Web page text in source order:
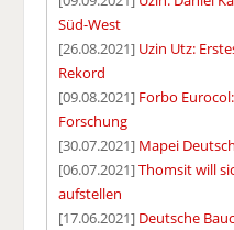
Süd-West
[26.08.2021] Uzin Utz:
Rekord
[09.08.2021] Forbo
Forschung
[30.07.2021] Mapei
[06.07.2021]Thomsit will
aufstellen
[17.06.2021] Deutsche